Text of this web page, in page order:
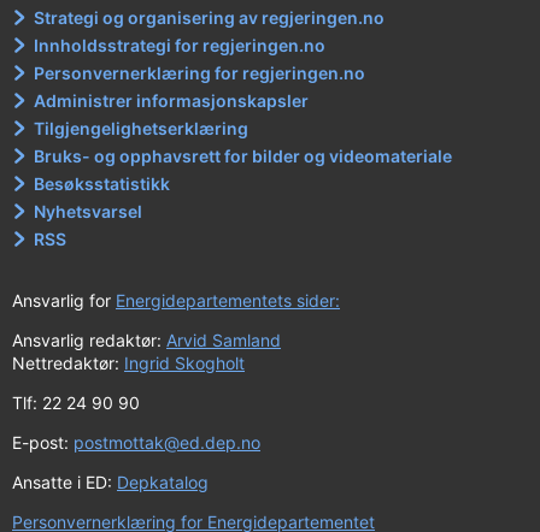
Strategi og organisering av regjeringen.no
Innholdsstrategi for regjeringen.no
Personvernerklæring for regjeringen.no
Administrer informasjonskapsler
Tilgjengelighetserklæring
Bruks- og opphavsrett for bilder og videomateriale
Besøksstatistikk
Nyhetsvarsel
RSS
Ansvarlig for Energidepartementets sider:
Ansvarlig redaktør: Arvid Samland
Nettredaktør: Ingrid Skogholt
Tlf: 22 24 90 90
E-post: postmottak@ed.dep.no
Ansatte i ED: Depkatalog
Personvernerklæring for Energidepartementet